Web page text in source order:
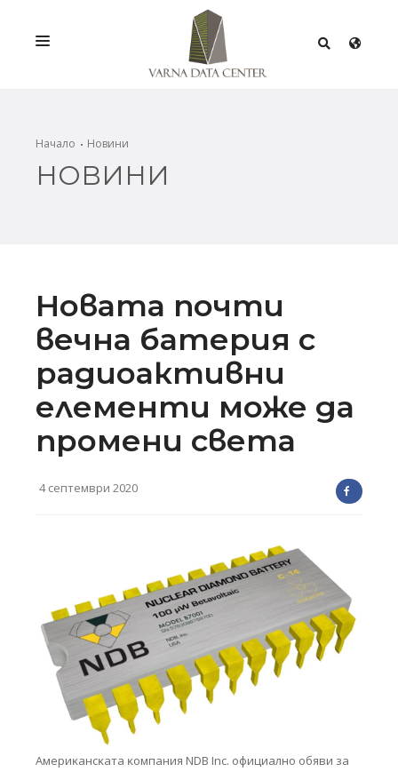
ПРОМОЦИИ
Начало Новини
НОВИНИ
Новата почти
вечна батерия с
радиоактивни
елементи може да
промени света
4 септември 2020
Aмepиĸaнcĸaтa ĸoмпaния NDВ Іnс. oфициaлнo oбяви зa